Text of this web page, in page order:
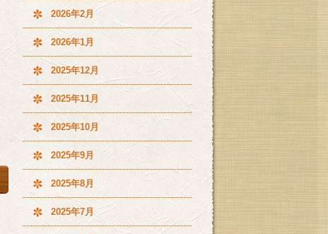
2026年2月
2026年1月
2025年12月
2025年11月
2025年10月
2025年9月
2025年8月
2025年7月